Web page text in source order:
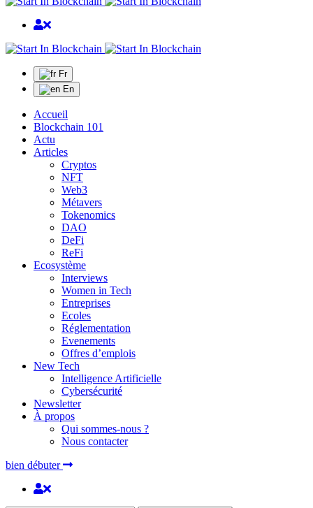
Fr
En
Accueil
Blockchain 101
Actu
Articles
Cryptos
NFT
Web3
Métavers
Tokenomics
DAO
DeFi
ReFi
Ecosystème
Interviews
Women in Tech
Entreprises
Ecoles
Réglementation
Evenements
Offres d’emplois
New Tech
Intelligence Artificielle
Cybersécurité
Newsletter
À propos
Qui sommes-nous ?
Nous contacter
bien débuter